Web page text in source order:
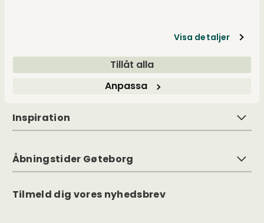
Visa detaljer
Tillåt alla
Anpassa
Kundeservice
Inspiration
Åbningstider Gøteborg
Tilmeld dig vores nyhedsbrev